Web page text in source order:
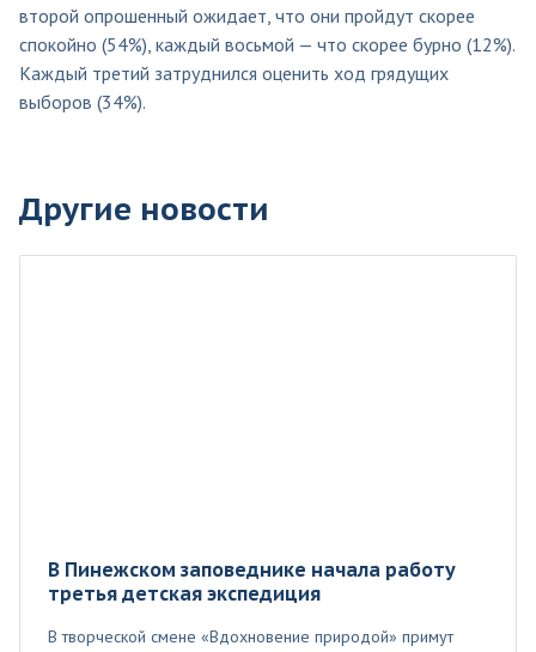
второй опрошенный ожидает, что они пройдут скорее
спокойно (54%), каждый восьмой — что скорее бурно (12%).
Каждый третий затруднился оценить ход грядущих
выборов (34%).
Другие новости
В Пинежском заповеднике начала работу
третья детская экспедиция
В творческой смене «Вдохновение природой» примут